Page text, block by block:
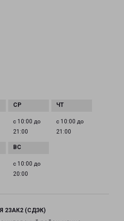
с 10:00 до
21:00
с 10:00 до
21:00
с 10:00 до
20:00
23АК2 (СДЭК)